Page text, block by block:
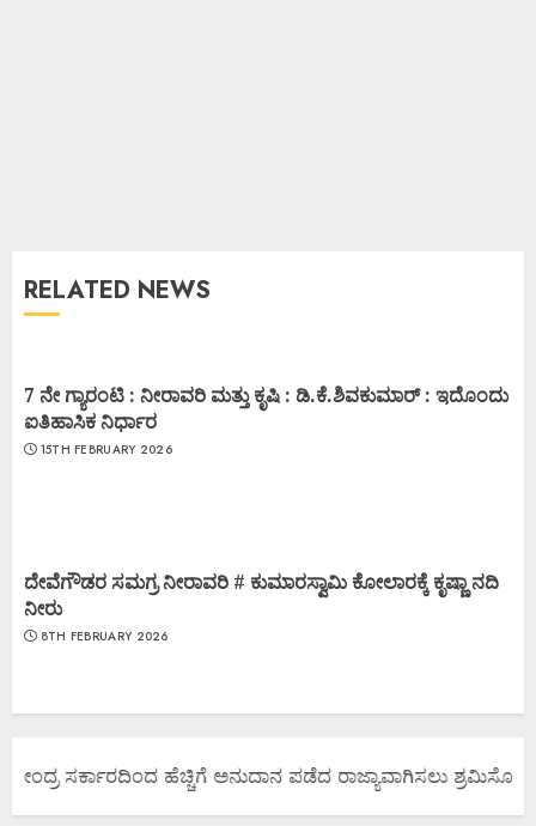
RELATED NEWS
7 ನೇ ಗ್ಯಾರಂಟಿ : ನೀರಾವರಿ ಮತ್ತು ಕೃಷಿ : ಡಿ.ಕೆ.ಶಿವಕುಮಾರ್ : ಇದೊಂದು
ಐತಿಹಾಸಿಕ ನಿರ್ಧಾರ
15TH FEBRUARY 2026
ದೇವೆಗೌಡರ ಸಮಗ್ರ ನೀರಾವರಿ # ಕುಮಾರಸ್ವಾಮಿ ಕೋಲಾರಕ್ಕೆ ಕೃಷ್ಣಾ ನದಿ
ನೀರು
8TH FEBRUARY 2026
ಸರ್ಕಾರದಿಂದ ಹೆಚ್ಚಿಗೆ ಅನುದಾನ ಪಡೆದ ರಾಜ್ಯಾವಾಗಿಸಲು ಶ್ರಮಿಸೋಣ